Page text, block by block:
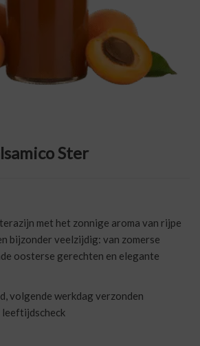
Ster
met het zonnige aroma van rijpe
bijzonder veelzijdig: van zomerse
oosterse gerechten en elegante
volgende werkdag verzonden